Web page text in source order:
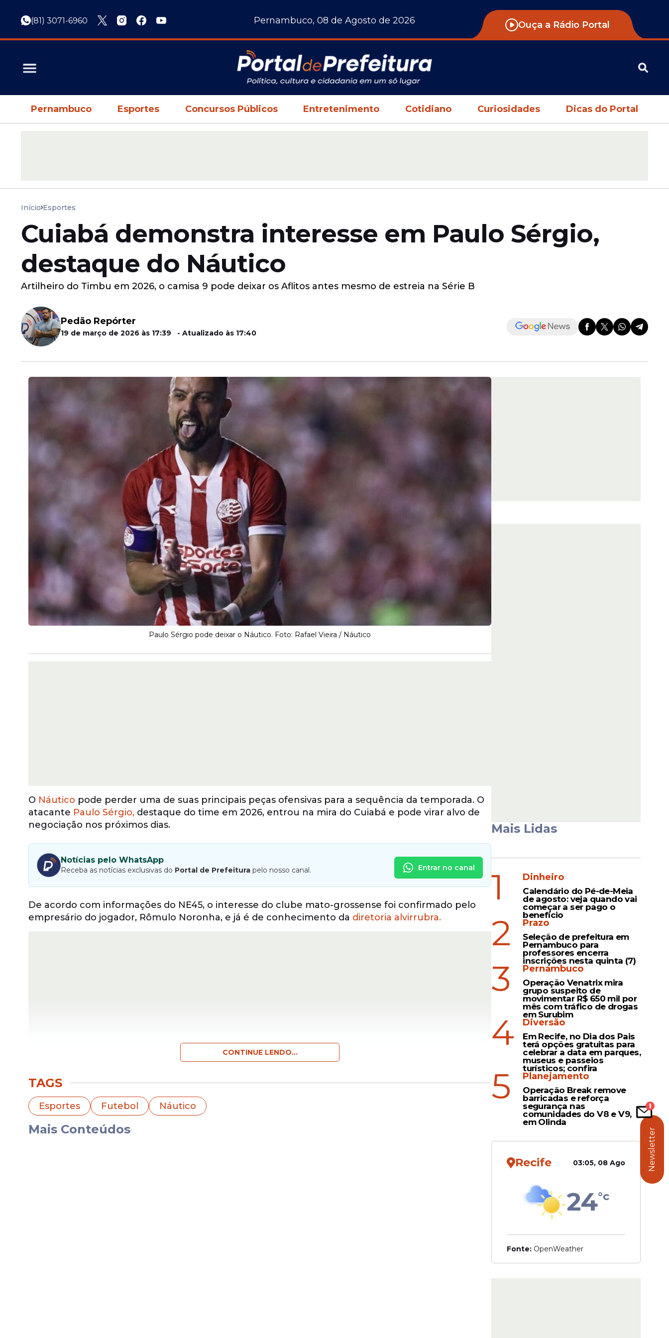
(81) 3071-6960 Pernambuco, 08 de Agosto de 2026 Ouça a Rádio Portal
Pernambuco Esportes Concursos Públicos Entretenimento Cotidiano Curiosidades Dicas do Portal
Início Esportes
Cuiabá demonstra interesse em Paulo Sérgio,
destaque do Náutico
Artilheiro do Timbu em 2026, o camisa 9 pode deixar os Aflitos antes mesmo de estreia na Série B
Pedão Repórter
19 de março de 2026 às 17:39 - Atualizado às 17:40
Paulo Sérgio pode deixar o Náutico. Foto: Rafael Vieira / Náutico
O Náutico pode perder uma de suas principais peças ofensivas para a sequência da temporada. O
atacante Paulo Sérgio, destaque do time em 2026, entrou na mira do Cuiabá e pode virar alvo de
negociação nos próximos dias.
Notícias pelo WhatsApp
Receba as notícias exclusivas do Portal de Prefeitura pelo nosso canal. Entrar no canal
De acordo com informações do NE45, o interesse do clube mato-grossense foi confirmado pelo
empresário do jogador, Rômulo Noronha, e já é de conhecimento da diretoria alvirrubra.
Artilheiro vive grande fase no Náutico
Aos 36 anos, Paulo Sérgio atravessa um dos melhores momentos desde que chegou aos Aflitos. O
centroavante foi o artilheiro do Campeonato Pernambucano de 2026, com oito gols marcados em
nove partidas, desempenho que reforça sua importância no elenco.
CONTINUE LENDO...
TAGS
Esportes Futebol Náutico
Mais Conteúdos
Mais Lidas
1 Dinheiro
Calendário do Pé-de-Meia
de agosto: veja quando vai
começar a ser pago o
benefício
2 Prazo
Seleção de prefeitura em
Pernambuco para
professores encerra
inscrições nesta quinta (7)
3 Pernambuco
Operação Venatrix mira
grupo suspeito de
movimentar R$ 650 mil por
mês com tráfico de drogas
em Surubim
4 Diversão
Em Recife, no Dia dos Pais
terá opções gratuitas para
celebrar a data em parques,
museus e passeios
turísticos; confira
5 Planejamento
Operação Break remove
barricadas e reforça
segurança nas
comunidades do V8 e V9,
em Olinda
Recife 03:05, 08 Ago
24°c
Fonte: OpenWeather
Newsletter